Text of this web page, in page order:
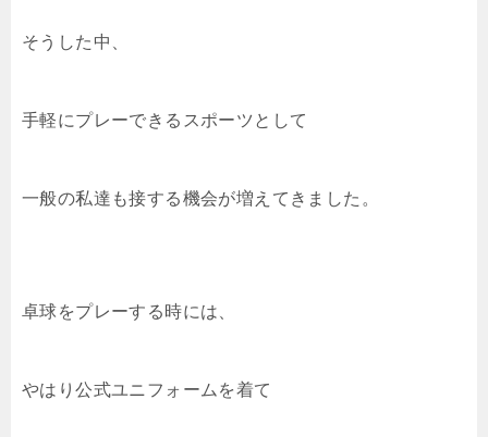
そうした中、
手軽にプレーできるスポーツとして
一般の私達も接する機会が増えてきました。
卓球をプレーする時には、
やはり公式ユニフォームを着て